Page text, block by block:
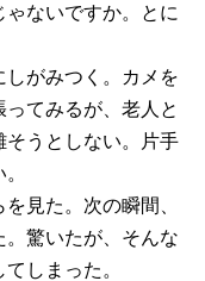
ゃないですか。とに
がみつく。カメを
てみるが、老人と
そうとしない。片手
見た。次の瞬間、
。驚いたが、そんな
しまった。